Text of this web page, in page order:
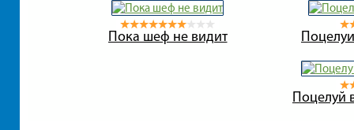
Пока шеф не видит
Поцелуй